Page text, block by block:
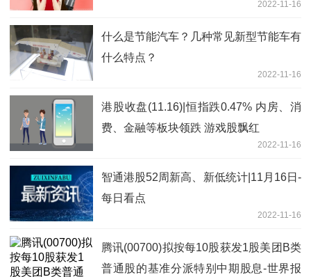
2022-11-16
什么是节能汽车？几种常见新型节能车有
什么特点？
2022-11-16
港股收盘(11.16)|恒指跌0.47% 内房、消
费、金融等板块领跌 游戏股飘红
2022-11-16
智通港股52周新高、新低统计|11月16日-
每日看点
2022-11-16
腾讯(00700)拟按每10股获发1股美团B类
普通股的基准分派特别中期股息-世界报